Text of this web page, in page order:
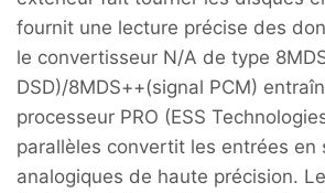
fournit une lecture précise des
le convertisseur N/A de type
DSD)/8MDS++(signal PCM)
processeur PRO (ESS
parallèles convertit les entrées en
analogiques de haute précision. Le